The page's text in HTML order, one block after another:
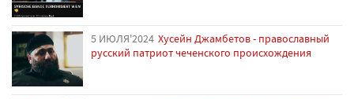
5 ИЮЛЯ'2024 Хусейн Джамбетов - православный
русский патриот чеченского происхождения